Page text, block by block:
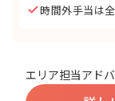
時間外手当は
エリア担当アド